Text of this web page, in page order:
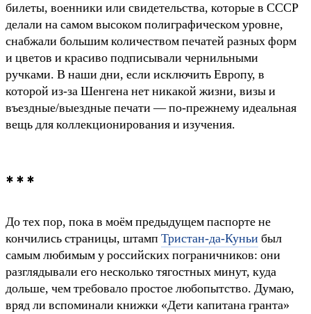
билеты, военники или свидетельства, которые в СССР
делали на самом высоком полиграфическом уровне,
снабжали большим количеством печатей разных форм
и цветов и красиво подписывали чернильными
ручками. В наши дни, если исключить Европу, в
которой из-за Шенгена нет никакой жизни, визы и
въездные/выездные печати — по-прежнему идеальная
вещь для коллекционирования и изучения.
* * *
До тех пор, пока в моём предыдущем паспорте не
кончились страницы, штамп Тристан-да-Куньи был
самым любимым у российских пограничников: они
разглядывали его несколько тягостных минут, куда
дольше, чем требовало простое любопытство. Думаю,
вряд ли вспоминали книжки «Дети капитана гранта»